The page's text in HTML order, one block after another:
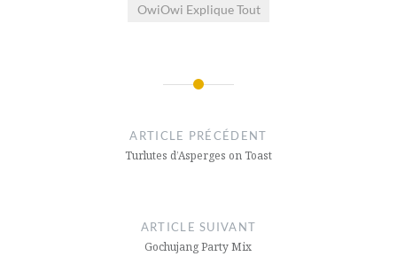
OwiOwi Explique Tout
ARTICLE PRÉCÉDENT
Turlutes d’Asperges on Toast
ARTICLE SUIVANT
Gochujang Party Mix